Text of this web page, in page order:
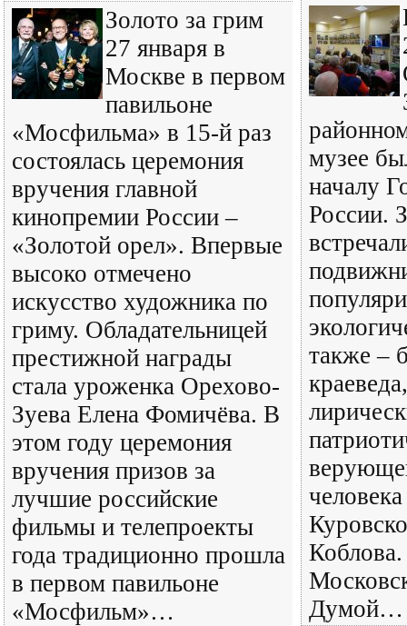
Золото за грим
27 января в
Москве в первом
павильоне
«Мосфильма» в 15-й раз
состоялась церемония
вручения главной
кинопремии России –
«Золотой орел». Впервые
высоко отмечено
искусство художника по
гриму. Обладательницей
престижной награды
стала уроженка Орехово-
Зуева Елена Фомичёва. В
этом году церемония
вручения призов за
лучшие российские
фильмы и телепроекты
года традиционно прошла
в первом павильоне
«Мосфильм»…
музее
началу
России.
также –
Думой…